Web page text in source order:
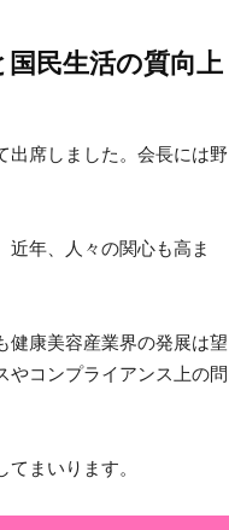
国民生活の質向上
出席しました。会長には野
年、人々の関心も高ま
健康美容産業界の発展は望
やコンプライアンス上の問
まいります。